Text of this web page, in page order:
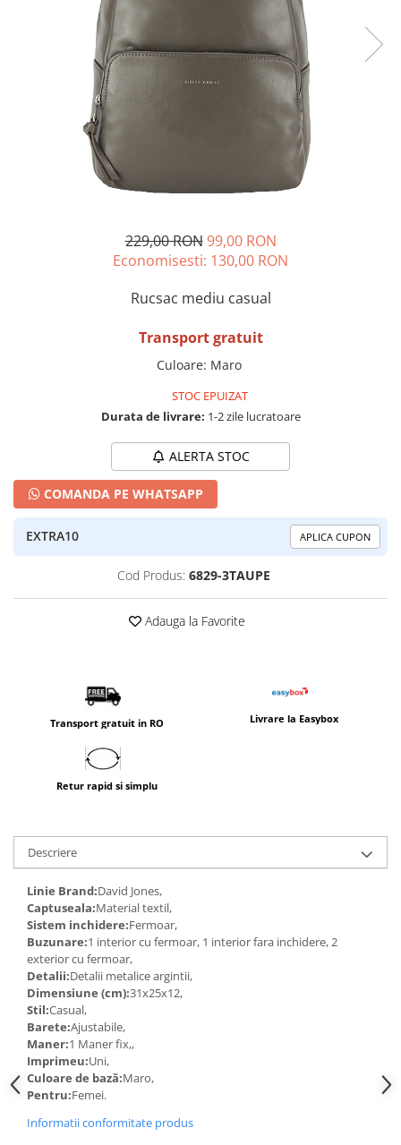
Incaltamine primavara-vara piele
Imbracaminte
Camasi si topuri
Blugi si pantaloni
Pulovere si cardigane
Incaltaminte toamna-iarna piele
229,00 RON 99,00 RON
Economisesti: 130,00 RON
Rucsac mediu casual
Transport gratuit
Culoare: Maro
STOC EPUIZAT
Durata de livrare: 1-2 zile lucratoare
ALERTA STOC
COMANDA PE WHATSAPP
EXTRA10 APLICA CUPON
Cod Produs: 6829-3TAUPE
Adauga la Favorite
Transport gratuit in RO Livrare la Easybox
Retur rapid si simplu
Descriere
Linie Brand:David Jones,
Captuseala:Material textil,
Sistem inchidere:Fermoar,
Buzunare:1 interior cu fermoar, 1 interior fara inchidere, 2
exterior cu fermoar,
Detalii:Detalii metalice argintii,
Dimensiune (cm):31x25x12,
Stil:Casual,
Barete:Ajustabile,
Maner:1 Maner fix,,
Imprimeu:Uni,
Culoare de bază:Maro,
Pentru:Femei.
Informatii conformitate produs